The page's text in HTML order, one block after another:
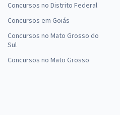
Concursos no Distrito Federal
Concursos em Goiás
Concursos no Mato Grosso do
Sul
Concursos no Mato Grosso